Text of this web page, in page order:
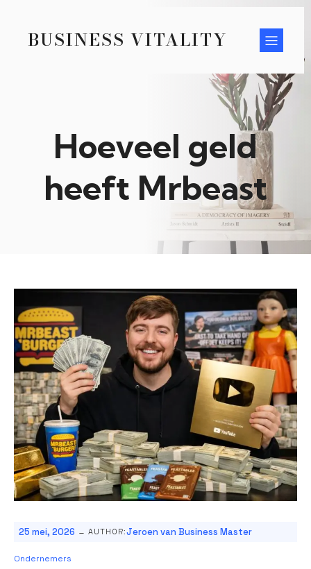
BUSINESS VITALITY
Hoeveel geld
heeft Mrbeast
25 mei, 2026 - AUTHOR:Jeroen van Business Master
Ondernemers